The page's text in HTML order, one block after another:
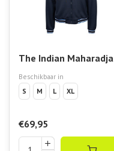
The Indian Maharadja
Men Pique Bomber
Jacket Night Blue
Beschikbaar in
S
M L XL
€69,95